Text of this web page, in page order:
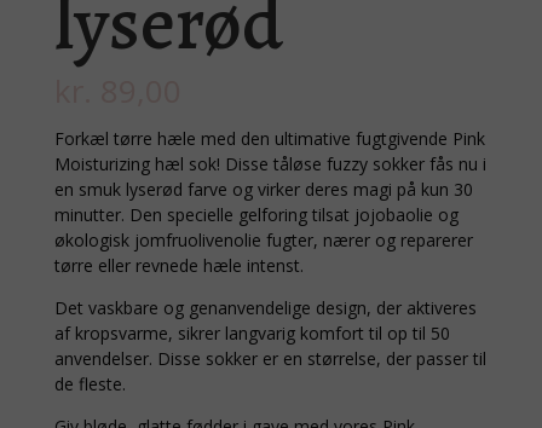
lyserød
Forkæl tørre hæle med den ultimative fugtgivende Pink
Moisturizing hæl sok! Disse tåløse fuzzy sokker fås nu i
en smuk lyserød farve og virker deres magi på kun 30
minutter. Den specielle gelforing tilsat jojobaolie og
økologisk jomfruolivenolie fugter, nærer og reparerer
tørre eller revnede hæle intenst.
Det vaskbare og genanvendelige design, der aktiveres
af kropsvarme, sikrer langvarig komfort til op til 50
anvendelser. Disse sokker er en størrelse, der passer til
de fleste.